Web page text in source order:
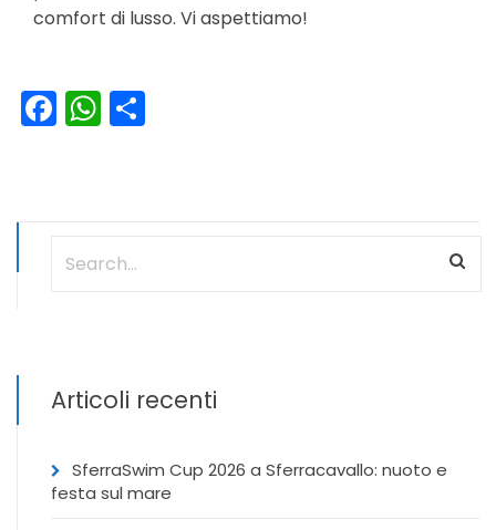
comfort di lusso. Vi aspettiamo!
Facebook
WhatsApp
Articoli recenti
SferraSwim Cup 2026 a Sferracavallo: nuoto e
festa sul mare